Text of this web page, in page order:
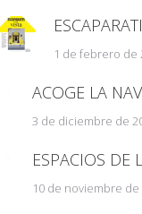
1 de febrero de
ACOGE LA
3 de diciembre de
ESPACIOS DE
10 de noviembre de